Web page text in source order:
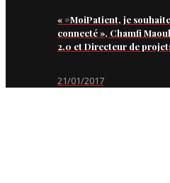
« #MoiPatient, je
connecté », Chamfi
2.0 et Directeur de
21/01/2017